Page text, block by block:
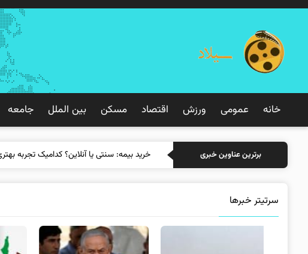
خانه عمومی ورزش اقتصاد مسکن بین الملل جامعه
برترین عناوین خبری خرید بیمه
سرتیتر خبرها